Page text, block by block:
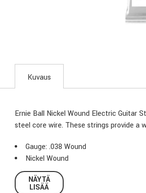
Kuvaus
Ernie Ball Nickel Wound Electric Guitar
steel core wire. These strings provide a
Gauge: .038 Wound
Nickel Wound
For Electric Guitar
NÄYTÄ
LISÄÄ